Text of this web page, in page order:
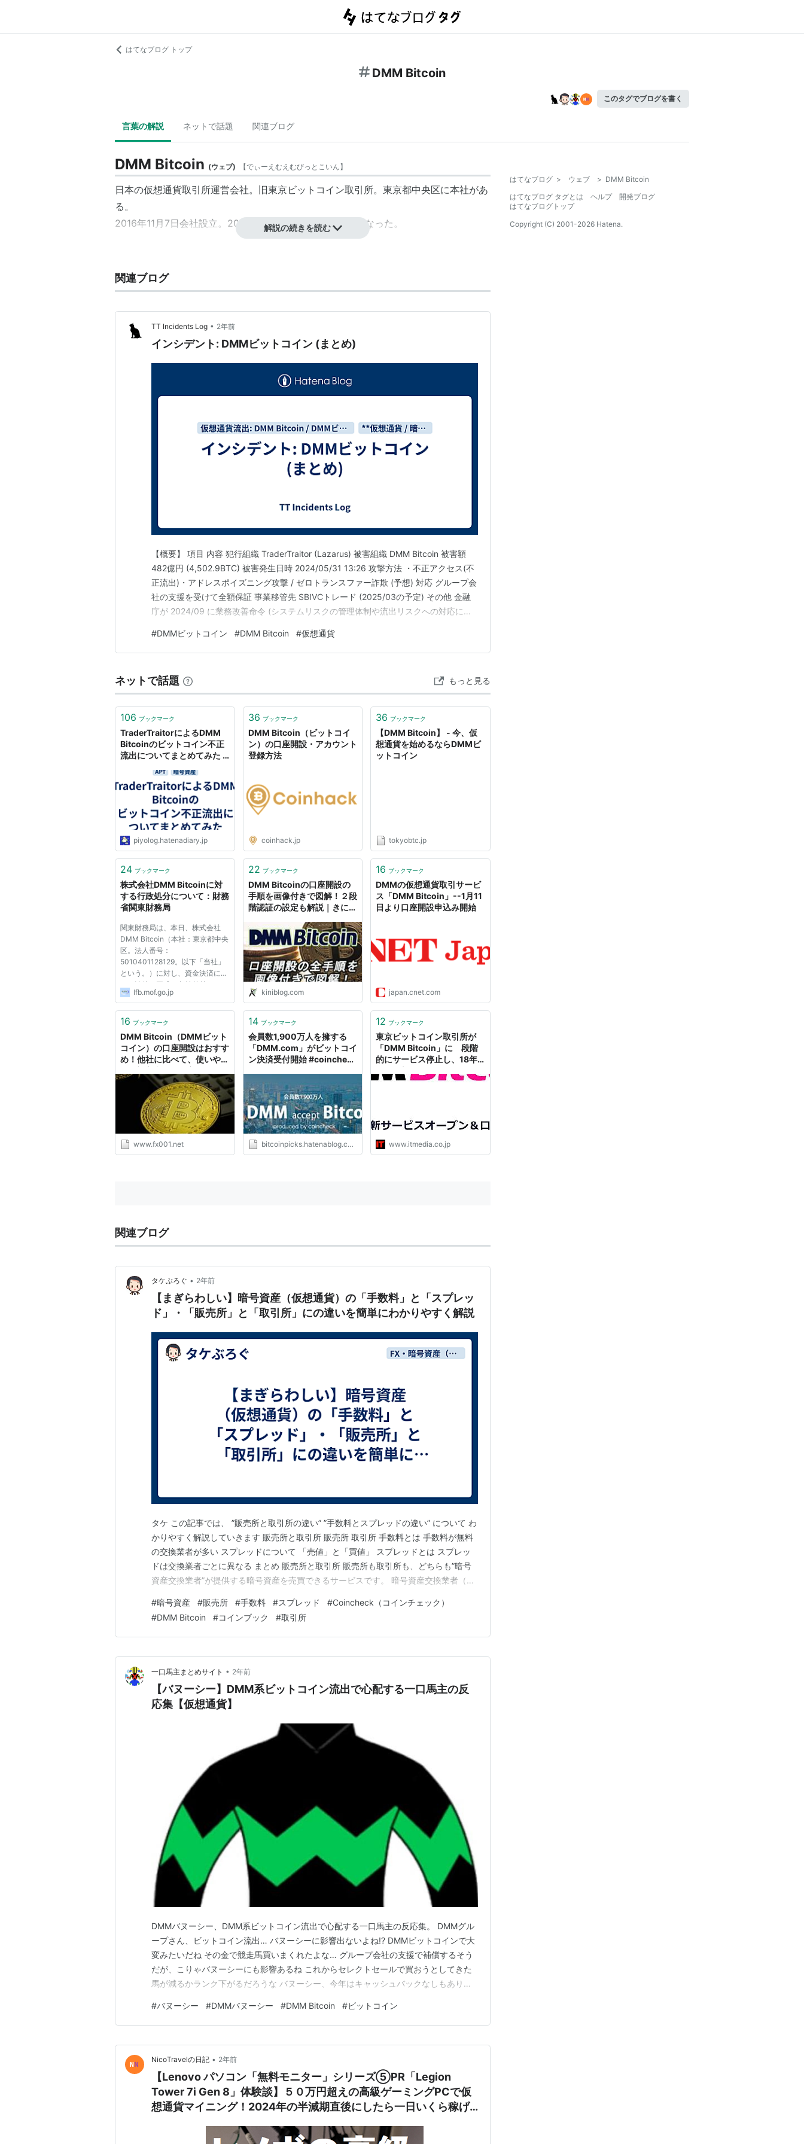
はてなブログ トップ
DMM Bitcoin
このタグでブログを書く
言葉の解説 ネットで話題 関連ブログ
DMM Bitcoin (ウェブ) 【でぃーえむえむびっとこいん】
日本の仮想通貨取引所運営会社。旧東京ビットコイン取引所。東京都中央区に本社があ
る。
2016年11月7日会社設立。2017年12月12日に現在の社名となった。
解説の続きを読む
関連ブログ
TT Incidents Log • 2年前
インシデント: DMMビットコイン (まとめ)
【概要】 項目 内容 犯行組織 TraderTraitor (Lazarus) 被害組織 DMM Bitcoin 被害額
482億円 (4,502.9BTC) 被害発生日時 2024/05/31 13:26 攻撃方法 ・不正アクセス(不
正流出)・アドレスポイズニング攻撃 / ゼロトランスファー詐欺 (予想) 対応 グループ会
社の支援を受けて全額保証 事業移管先 SBIVCトレード (2025/03の予定) その他 金融
庁が 2024/09 に業務改善命令 (システムリスクの管理体制や流出リスクへの対応に重
#DMMビットコイン #DMM Bitcoin #仮想通貨
ネットで話題 もっと見る
106 ブックマーク
TraderTraitorによるDMM
Bitcoinのビットコイン不正
流出についてまとめてみた -
piyolog.hatenadiary.jp
36 ブックマーク
DMM Bitcoin（ビットコイ
ン）の口座開設・アカウント
登録方法
coinhack.jp
36 ブックマーク
【DMM Bitcoin】 - 今、仮
想通貨を始めるならDMMビ
ットコイン
tokyobtc.jp
24 ブックマーク
株式会社DMM Bitcoinに対
する行政処分について：財務
省関東財務局
関東財務局は、本日、株式会社
DMM Bitcoin（本社：東京都中央
区。法人番号：
5010401128129。以下「当社」
という。）に対し、資金決済に関
する法律（平成21年法律第59
号。以下「法」という。）第63
おり行政処分を行った。 記 本流
係及び根本原因の分析・究...
lfb.mof.go.jp
22 ブックマーク
DMM Bitcoinの口座開設の
手順を画像付きで図解！２段
階認証の設定も解説｜きにぶ
kiniblog.com
16 ブックマーク
DMMの仮想通貨取引サービ
ス「DMM Bitcoin」--1月11
日より口座開設申込み開始
japan.cnet.com
16 ブックマーク
DMM Bitcoin（DMMビット
コイン）の口座開設はおすす
め！他社に比べて、使いやす
www.fx001.net
14 ブックマーク
会員数1,900万人を擁する
「DMM.com」がビットコイ
ン決済受付開始 #coincheck
bitcoinpicks.hatenablog.com
12 ブックマーク
東京ビットコイン取引所が
「DMM Bitcoin」に 段階
的にサービス停止し、18年1
www.itmedia.co.jp
関連ブログ
タケぶろぐ • 2年前
【まぎらわしい】暗号資産（仮想通貨）の「手数料」と「スプレッ
ド」・「販売所」と「取引所」にの違いを簡単にわかりやすく解説
タケ この記事では、 ”販売所と取引所の違い” ”手数料とスプレッドの違い” について わ
かりやすく解説していきます 販売所と取引所 販売所 取引所 手数料とは 手数料が無料
の交換業者が多い スプレッドについて 「売値」と「買値」 スプレッドとは スプレッ
ドは交換業者ごとに異なる まとめ 販売所と取引所 販売所も取引所も、どちらも”暗号
資産交換業者”が提供する暗号資産を売買できるサービスです。 暗号資産交換業者（以
をするために利用する業者のことです。 販売所 ”販売所”とは、暗号資産を交換業者か
ら購入…
#暗号資産 #販売所 #手数料 #スプレッド #Coincheck（コインチェック）
#DMM Bitcoin #コインブック #取引所
一口馬主まとめサイト • 2年前
【バヌーシー】DMM系ビットコイン流出で心配する一口馬主の反
応集【仮想通貨】
DMMバヌーシー、DMM系ビットコイン流出で心配する一口馬主の反応集。 DMMグル
ープさん、ビットコイン流出… バヌーシーに影響出ないよね!? DMMビットコインで大
変みたいだね その金で競走馬買いまくれたよな… グループ会社の支援で補償するそう
だが、こりゃバヌーシーにも影響あるね これからセレクトセールで買おうとしてきた
馬が減るかランク下がるだろうな バヌーシー、今年はキャッシュバックなしもありう
ーに関係ないけど、間接的にダメージ喰らいそう これそうとヤバそう バヌーシーにも
ろ影響出る損失やろ またDMMバヌー…
#バヌーシー #DMMバヌーシー #DMM Bitcoin #ビットコイン
NicoTravelの日記 • 2年前
【Lenovo パソコン「無料モニター」シリーズ⑤PR「Legion
Tower 7i Gen 8」体験談】５０万円超えの高級ゲーミングPCで仮
想通貨マイニング！2024年の半減期直後にしたら一日いくら稼げ
はてなブログ > ウェブ > DMM Bitcoin
はてなブログ タグとは
ヘルプ
開発ブログ
はてなブログトップ
Copyright (C) 2001-2026 Hatena.